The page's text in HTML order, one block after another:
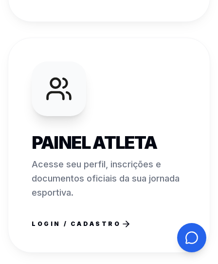
PAINEL ATLETA
Acesse seu perfil, inscrições e
documentos oficiais da sua jornada
esportiva.
LOGIN / CADASTRO